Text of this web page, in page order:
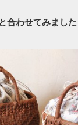
合わせてみました